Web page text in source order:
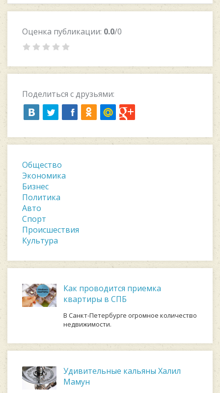
Оценка публикации: 0.0/0
Поделиться с друзьями:
Общество
Экономика
Бизнес
Политика
Авто
Спорт
Происшествия
Культура
Как проводится приемка
квартиры в СПБ
В Санкт-Петербурге огромное количество
недвижимости.
Удивительные кальяны Халил
Мамун